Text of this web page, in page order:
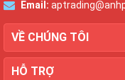
Email:
VỀ CHÚNG TÔI
HỖ TRỢ